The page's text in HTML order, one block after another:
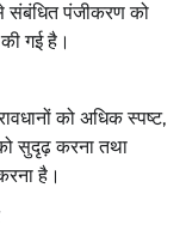
संबंधित पंजीकरण को
गई है।
को अधिक स्पष्ट,
को सुदृढ़ करना तथा
है।